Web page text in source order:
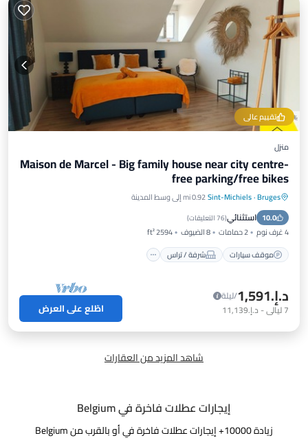
تقييم عالي
منزل
Maison de Marcel - Big family house near city centre-
free parking/free bikes
Bruges
·
Sint-Michiels0.92 mi إلى وسط المدينة
10.0 استثنائي(76 التعليقات )
4 غرف نوم 2 حمامات 8 الضيوف
2594 ft²
موقف سيارات
شرفة / تراس
موقف سيارات شرفة / تراس
إنترنت
د.إ.‏1,591
/ليلة
7ليالي- د.إ.‏11,139 اطّلع على العرض
شاهد المزيد من العقارات
إيجارات عطلات فاخرة في Belgium
زيادة10000+ إيجارات عطلات فاخرة في أو بالقرب من Belgium